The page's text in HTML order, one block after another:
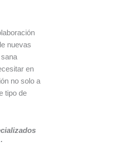
nuevas
en
no solo a
tipo de